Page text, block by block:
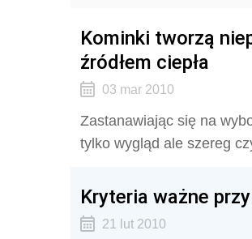
Kominki tworzą
źródłem ciepła
03 mar 2010
Zastanawiając się na
tylko wygląd ale szereg
Kryteria ważne
21 lut 2010